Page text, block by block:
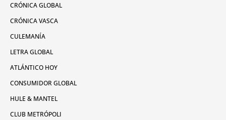
CRÓNICA GLOBAL
CRÓNICA VASCA
CULEMANÍA
LETRA GLOBAL
ATLÁNTICO HOY
CONSUMIDOR GLOBAL
HULE & MANTEL
CLUB METRÓPOLI